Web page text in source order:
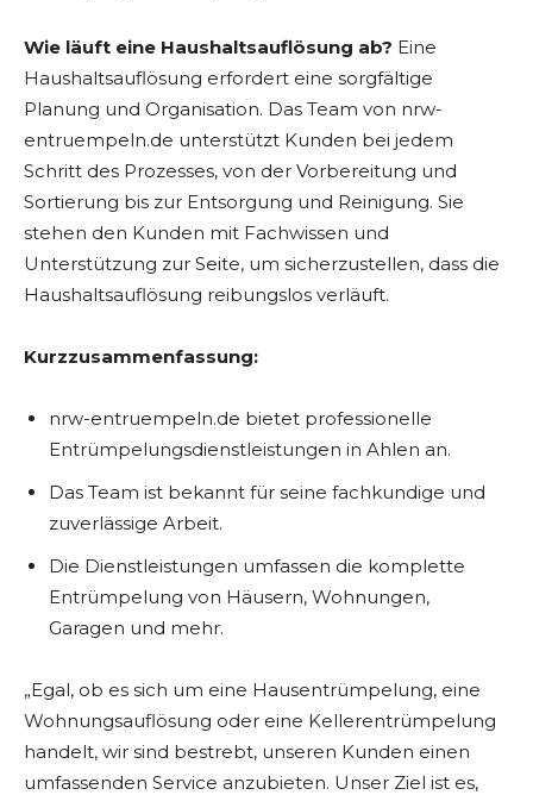
Wie läuft eine Haushaltsauflösung ab? Eine
Haushaltsauflösung erfordert eine sorgfältige
Planung und Organisation. Das Team von nrw-
entruempeln.de unterstützt Kunden bei jedem
Schritt des Prozesses, von der Vorbereitung und
Sortierung bis zur Entsorgung und Reinigung. Sie
stehen den Kunden mit Fachwissen und
Unterstützung zur Seite, um sicherzustellen, dass die
Haushaltsauflösung reibungslos verläuft.
Kurzzusammenfassung:
nrw-entruempeln.de bietet professionelle
Entrümpelungsdienstleistungen in Ahlen an.
Das Team ist bekannt für seine fachkundige und
zuverlässige Arbeit.
Die Dienstleistungen umfassen die komplette
Entrümpelung von Häusern, Wohnungen,
Garagen und mehr.
„Egal, ob es sich um eine Hausentrümpelung, eine
Wohnungsauflösung oder eine Kellerentrümpelung
handelt, wir sind bestrebt, unseren Kunden einen
umfassenden Service anzubieten. Unser Ziel ist es,